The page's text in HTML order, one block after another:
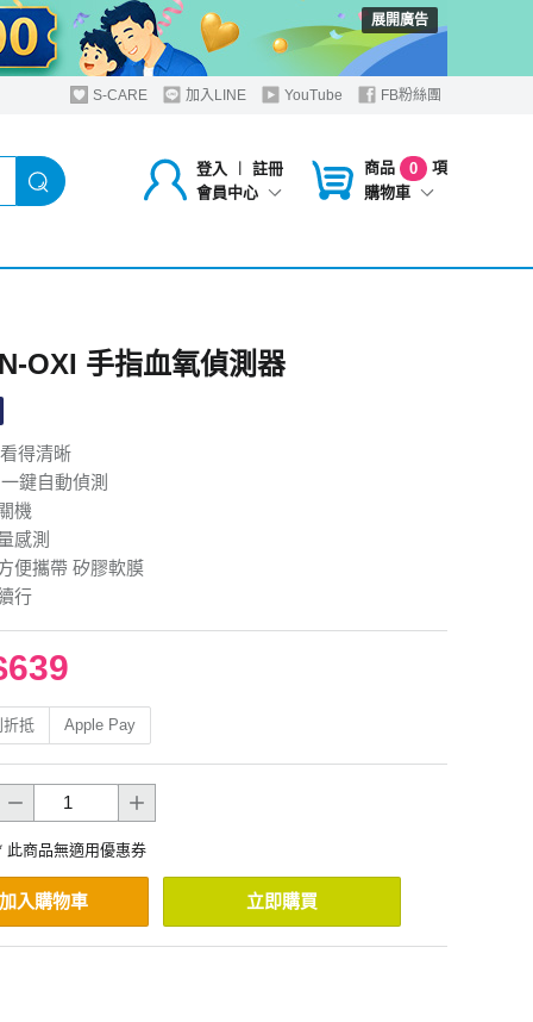
展開廣告
S-CARE 加入LINE YouTube FB粉絲團
登入 ︱
註冊
會員中心
商品 0
項
購物車
OXI 手指血氧偵測器
得清晰
鍵自動偵測
機
感測
便攜帶 矽膠軟膜
行
抵 Apple Pay
此商品無適用優惠券
加入購物車 立即購買